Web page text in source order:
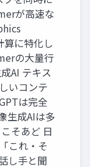
が高速な
に特化し
の大量行
AI テキス
いコンテ
は完全
生成AIは多
そあど 日
これ・そ
し手と聞